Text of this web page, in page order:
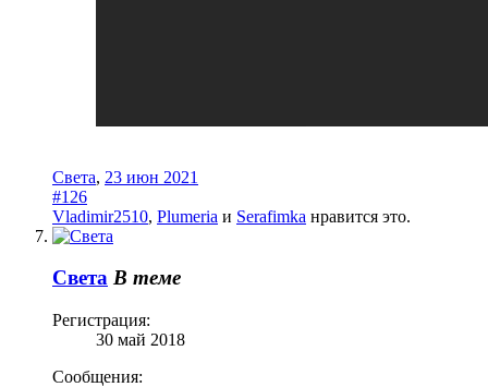
Света, 23 июн 2021
#126
Vladimir2510, Plumeria и Serafimka нравится это.
Света В теме
Регистрация:
30 май 2018
Сообщения: